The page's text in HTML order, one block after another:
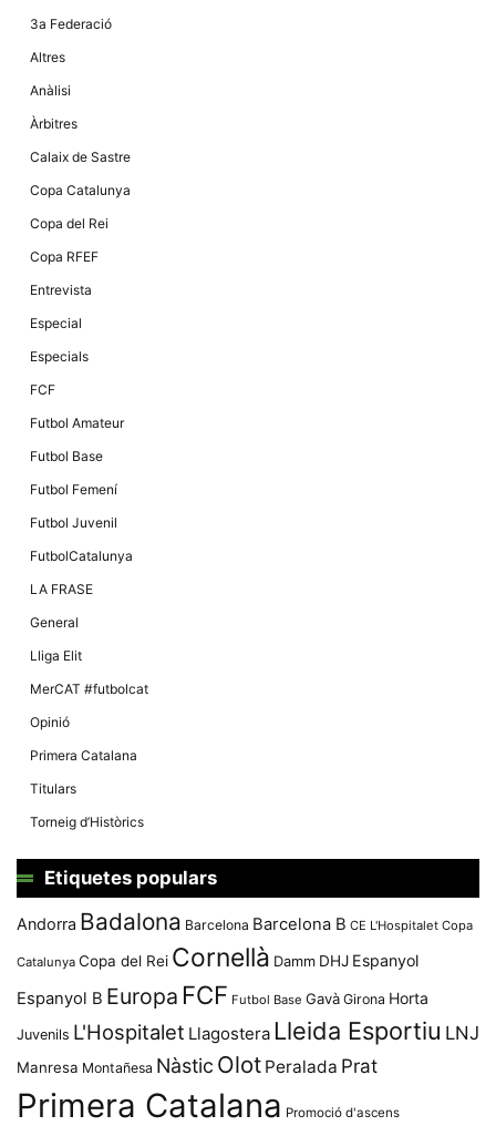
3a Federació
Altres
Anàlisi
Àrbitres
Calaix de Sastre
Copa Catalunya
Copa del Rei
Copa RFEF
Entrevista
Especial
Especials
FCF
Futbol Amateur
Futbol Base
Futbol Femení
Futbol Juvenil
FutbolCatalunya
LA FRASE
General
Lliga Elit
MerCAT #futbolcat
Opinió
Primera Catalana
Titulars
Torneig d’Històrics
Etiquetes populars
Andorra Badalona Barcelona Barcelona B CE L'Hospitalet Copa
Catalunya Copa del Rei Cornellà Damm DHJ Espanyol
Espanyol B Europa FCF Futbol Base Gavà Girona Horta
Juvenils L'Hospitalet Llagostera Lleida Esportiu LNJ
Manresa Montañesa Nàstic Olot Peralada Prat
Primera Catalana Promoció d'ascens